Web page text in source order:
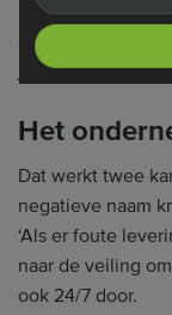
niks speciaals.’
sierteelt trok hem
je kunt zeggen
Het
Dat werkt twee
negatieve naam
‘Als er foute
naar de veiling
ook 24/7 door.